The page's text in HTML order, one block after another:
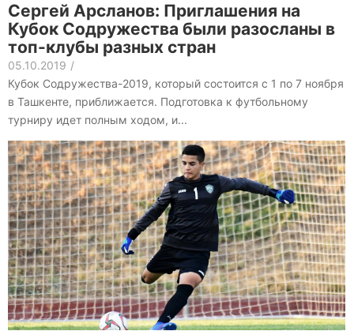
Сергей Арсланов: Приглашения на
Кубок Содружества были разосланы в
топ-клубы разных стран
05.10.2019 /
Кубок Содружества-2019, который состоится с 1 по 7 ноября
в Ташкенте, приближается. Подготовка к футбольному
турниру идет полным ходом, и...